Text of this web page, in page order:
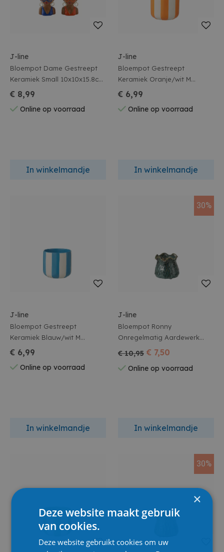
J-line
Bloempot Dame Gestreept
Keramiek Small 10x10x15.8cm
2 assortiment
€ 8,99
Online op voorraad
In winkelmandje
J-line
Bloempot Gestreept
Keramiek Oranje/wit M
13x13x12.5cm
€ 6,99
Online op voorraad
In winkelmandje
J-line
Bloempot Gestreept
Keramiek Blauw/wit M
13x13x12.5cm
€ 6,99
Online op voorraad
In winkelmandje
30%
J-line
Bloempot Ronny
Onregelmatig Aardewerk
Blauw 15.5x15.5x13.5cm
€ 10,95 € 7,50
Online op voorraad
In winkelmandje
30%
×
Deze website maakt gebruik
van cookies.
Deze website gebruikt cookies om uw